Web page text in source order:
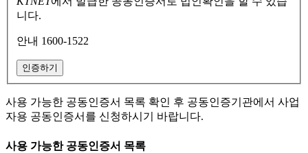
니다.
안내 1600-1522
인증하기
사용 가능한 공동인증서 목록 확인 후 공동인증기관에서 사업
자용 공동인증서를 신청하시기 바랍니다.
사용 가능한 공동인증서 목록